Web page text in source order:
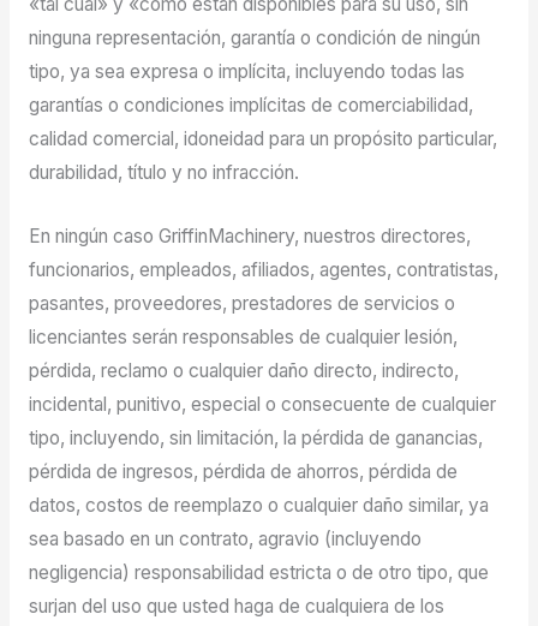
ninguna representación, garantía o condición de ningún
tipo, ya sea expresa o implícita, incluyendo todas las
garantías o condiciones implícitas de comerciabilidad,
calidad comercial, idoneidad para un propósito particular,
durabilidad, título y no infracción.
En ningún caso GriffinMachinery, nuestros directores,
funcionarios, empleados, afiliados, agentes, contratistas,
pasantes, proveedores, prestadores de servicios o
licenciantes serán responsables de cualquier lesión,
pérdida, reclamo o cualquier daño directo, indirecto,
incidental, punitivo, especial o consecuente de cualquier
tipo, incluyendo, sin limitación, la pérdida de ganancias,
pérdida de ingresos, pérdida de ahorros, pérdida de
datos, costos de reemplazo o cualquier daño similar, ya
sea basado en un contrato, agravio (incluyendo
negligencia) responsabilidad estricta o de otro tipo, que
surjan del uso que usted haga de cualquiera de los